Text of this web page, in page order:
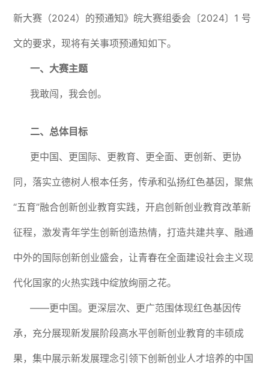
新大赛（2024）的预通知》皖大赛组委会〔2024〕1 号
文的要求，现将有关事项预通知如下。
一、大赛主题
我敢闯，我会创。
二、总体目标
更中国、更国际、更教育、更全面、更创新、更协
同，落实立德树人根本任务，传承和弘扬红色基因，聚焦
“五育”融合创新创业教育实践，开启创新创业教育改革新
征程，激发青年学生创新创造热情，打造共建共享、融通
中外的国际创新创业盛会，让青春在全面建设社会主义现
代化国家的火热实践中绽放绚丽之花。
——更中国。更深层次、更广范围体现红色基因传
承，充分展现新发展阶段高水平创新创业教育的丰硕成
果，集中展示新发展理念引领下创新创业人才培养的中国